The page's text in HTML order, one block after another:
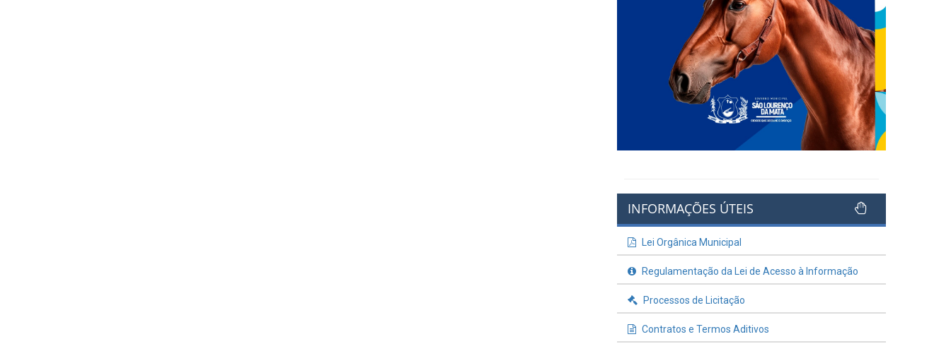
INFORMAÇÕES ÚTEIS
Lei Orgânica Municipal
Regulamentação da Lei de Acesso à Informação
Processos de Licitação
Contratos e Termos Aditivos